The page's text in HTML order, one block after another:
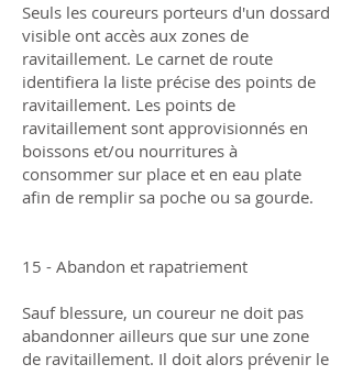
Seuls les coureurs porteurs d'un dossard
visible ont accès aux zones de
ravitaillement. Le carnet de route
identifiera la liste précise des points de
ravitaillement. Les points de
ravitaillement sont approvisionnés en
boissons et/ou nourritures à
consommer sur place et en eau plate
afin de remplir sa poche ou sa gourde.
15 - Abandon et rapatriement
Sauf blessure, un coureur ne doit pas
abandonner ailleurs que sur une zone
de ravitaillement. Il doit alors prévenir le